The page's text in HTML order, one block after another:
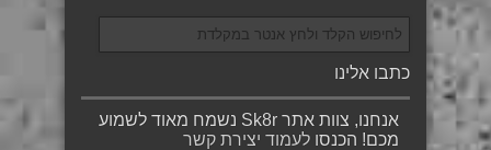
כתבו אלינו
אנחנו, צוות אתר Sk8r נשמח מאוד לשמוע
מכם! הכנסו לעמוד יצירת קשר